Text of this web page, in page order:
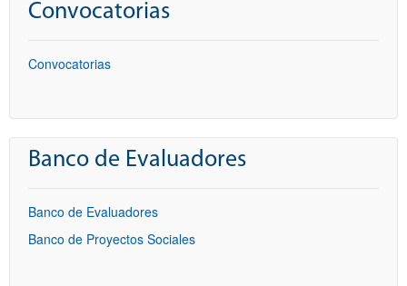
Convocatorias
Convocatorias
Banco de Evaluadores
Banco de Evaluadores
Banco de Proyectos Sociales